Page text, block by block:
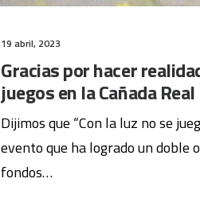
19 abril, 2023
Gracias por hacer
juegos en la Cañada Real
Dijimos que “Con la luz no se
evento que ha logrado un doble
fondos…